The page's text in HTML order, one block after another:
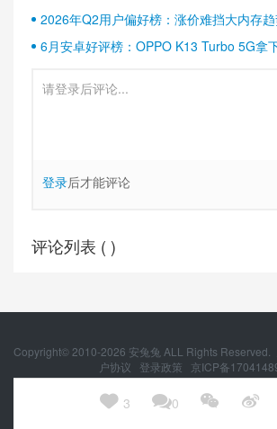
 3 0  
2026年Q2用户偏好榜：涨价难挡大内存
6月安卓好评榜：OPPO K13 Turbo 5G拿
登录后才能评论
评论列表 ( )
Copyright© 2010-2026 安兔兔 ALL Rights Reserved.
户协议
登录政策
京ICP备
京公网安备